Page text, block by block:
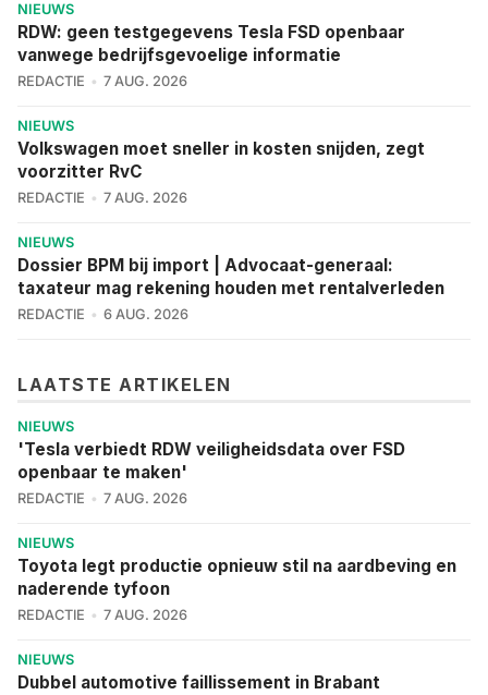
NIEUWS
RDW: geen testgegevens Tesla FSD openbaar
vanwege bedrijfsgevoelige informatie
REDACTIE 7 AUG. 2026
NIEUWS
Volkswagen moet sneller in kosten snijden, zegt
voorzitter RvC
REDACTIE 7 AUG. 2026
NIEUWS
Dossier BPM bij import | Advocaat-generaal:
taxateur mag rekening houden met rentalverleden
REDACTIE 6 AUG. 2026
LAATSTE ARTIKELEN
NIEUWS
'Tesla verbiedt RDW veiligheidsdata over FSD
openbaar te maken'
REDACTIE 7 AUG. 2026
NIEUWS
Toyota legt productie opnieuw stil na aardbeving en
naderende tyfoon
REDACTIE 7 AUG. 2026
NIEUWS
Dubbel automotive faillissement in Brabant